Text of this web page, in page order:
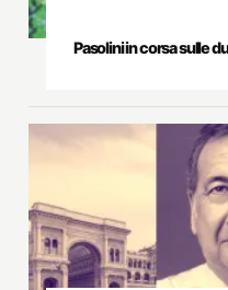
Pasolini in corsa sulle